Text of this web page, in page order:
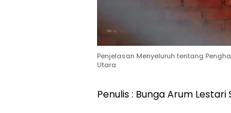
Penjelasan Menyeluruh tentang
Utara
Penulis : Bunga Arum Lestari